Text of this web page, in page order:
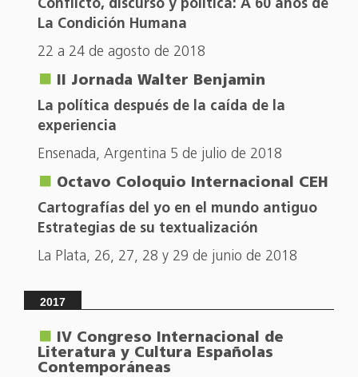
Conflicto, discurso y política: A 60 años de
La Condición Humana
22 a 24 de agosto de 2018
II Jornada Walter Benjamin
La política después de la caída de la
experiencia
Ensenada, Argentina 5 de julio de 2018
Octavo Coloquio Internacional CEH
Cartografías del yo en el mundo antiguo
Estrategias de su textualización
La Plata, 26, 27, 28 y 29 de junio de 2018
2017
IV Congreso Internacional de
Literatura y Cultura Españolas
Contemporáneas